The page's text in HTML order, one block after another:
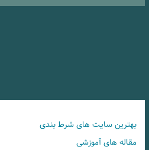
بهترین سایت های شرط بندی
مقاله های آموزشی